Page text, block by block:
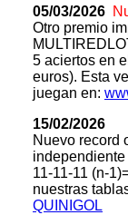
05/03/2026
Otro premio
5 aciertos en
euros). Esta
juegan en:
15/02/2026
Nuevo record
11-11-11 (n-
nuestras
QUINIGOL